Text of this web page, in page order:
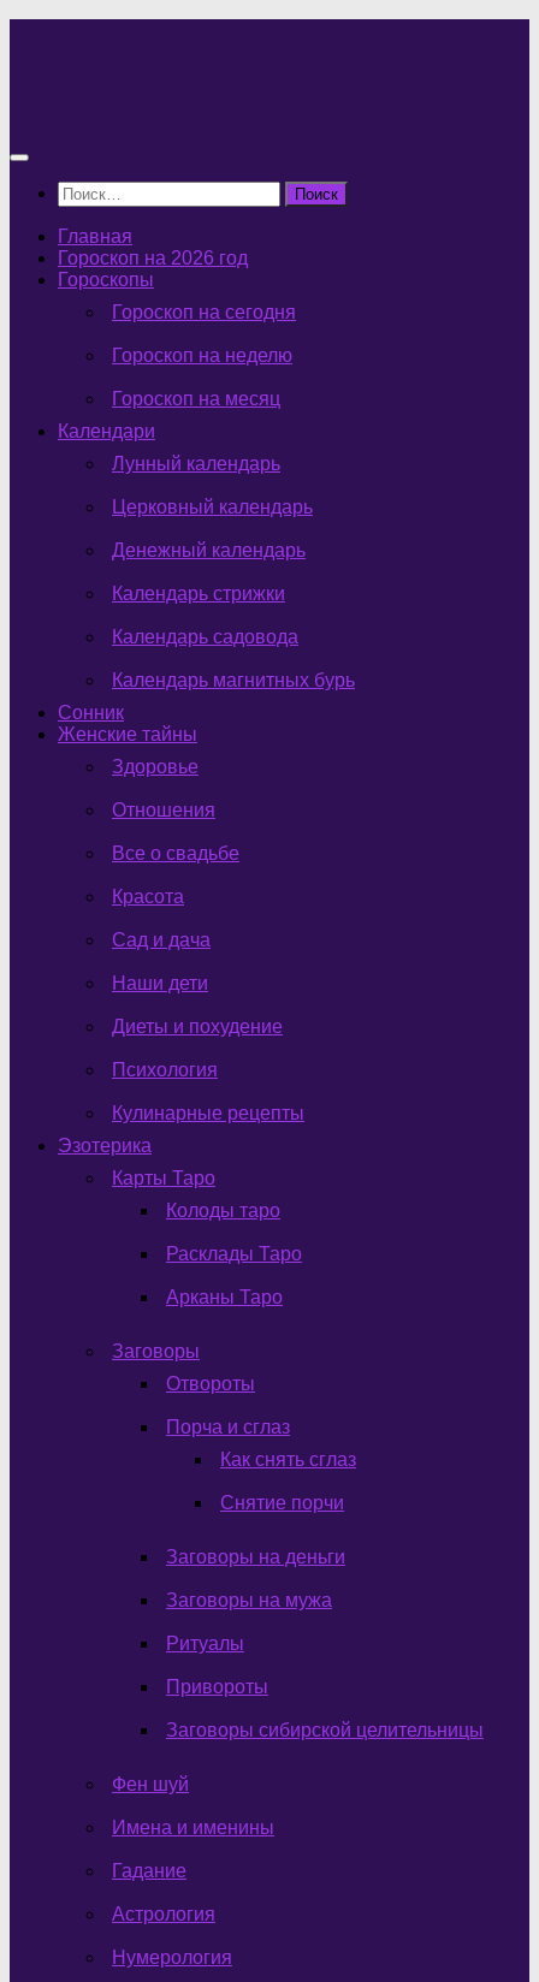
Найти:
Главная
Гороскоп на 2026 год
Гороскопы
Гороскоп на сегодня
Гороскоп на неделю
Гороскоп на месяц
Календари
Лунный календарь
Церковный календарь
Денежный календарь
Календарь стрижки
Календарь садовода
Календарь магнитных бурь
Сонник
Женские тайны
Здоровье
Отношения
Все о свадьбе
Красота
Сад и дача
Наши дети
Диеты и похудение
Психология
Кулинарные рецепты
Эзотерика
Карты Таро
Колоды таро
Расклады Таро
Арканы Таро
Заговоры
Отвороты
Порча и сглаз
Как снять сглаз
Снятие порчи
Заговоры на деньги
Заговоры на мужа
Ритуалы
Привороты
Заговоры сибирской целительницы
Фен шуй
Имена и именины
Гадание
Астрология
Нумерология